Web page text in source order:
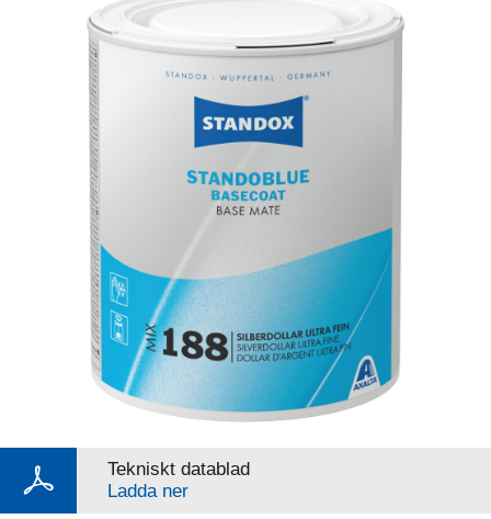
Tekniskt datablad
Ladda ner